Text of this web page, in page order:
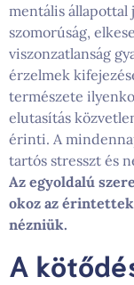
mentális
szomorúság,
viszonzatlanság
érzelmek
természete
elutasítás
érinti. A
tartós stresszt és
Az egyoldalú
okoz az
nézniük.
A